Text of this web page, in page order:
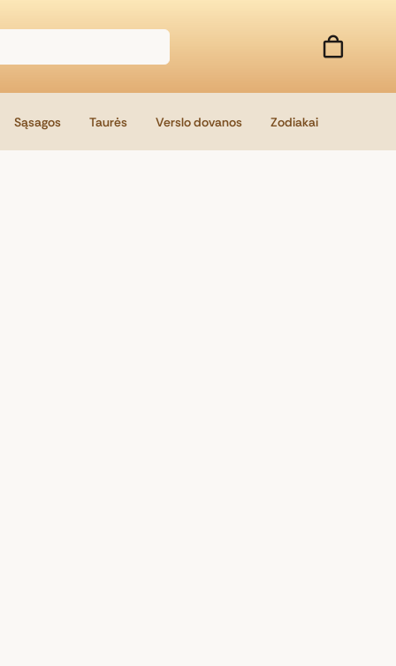
Sąsagos Taurės Verslo dovanos Zodiakai